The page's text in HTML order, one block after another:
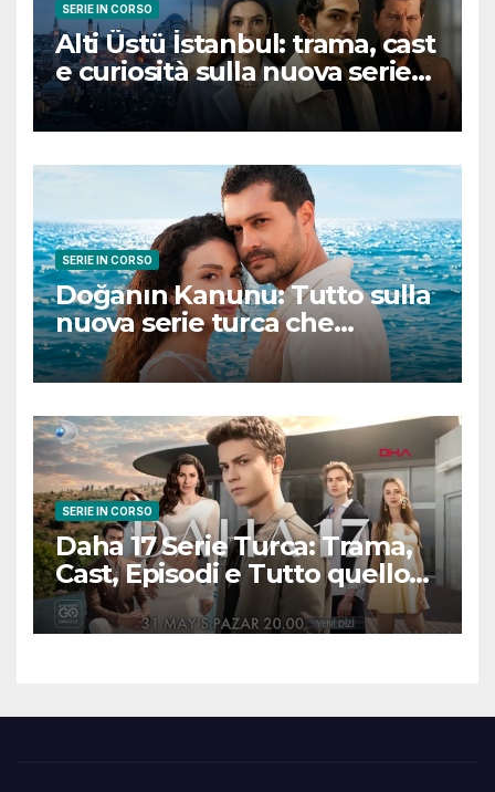
SERIE IN CORSO
Alti Üstü İstanbul: trama, cast
e curiosità sulla nuova serie
turca ambientata a Ziyanker
SERIE IN CORSO
Doğanın Kanunu: Tutto sulla
nuova serie turca che
promette emozioni e colpi di
scena
SERIE IN CORSO
Daha 17 Serie Turca: Trama,
Cast, Episodi e Tutto quello
che Devi Sapere